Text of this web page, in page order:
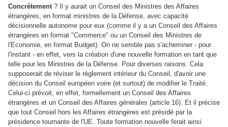
Concrètement? Il y aurait un Conseil des Ministres des Affaires
étrangères, en format ministres de la Défense, avec capacité
décisionnelle autonome pour eux (comme il y a un Conseil des Affaires
étrangères en format "Commerce" ou un Conseil des Ministres de
l'Economie, en format Budget). On ne semble pas s'acheminer - pour
l'instant - en effet, vers la création d'une nouvelle formation en tant que
telle pour les Ministres de la Défense. Pour diverses raisons. Cela
supposerait de réviser le règlement intérieur du Conseil, d'avoir une
décision du Conseil européen voire (et surtout) de modifier le Traité.
Celui-ci prévoit, en effet, formellement un Conseil des Affaires
étrangères et un Conseil des Affaires générales (article 16). Et il précise
que tout Conseil hors les Affaires étrangères est présidé par la
présidence tournante de l'UE. Toute formation nouvelle ferait ainsi